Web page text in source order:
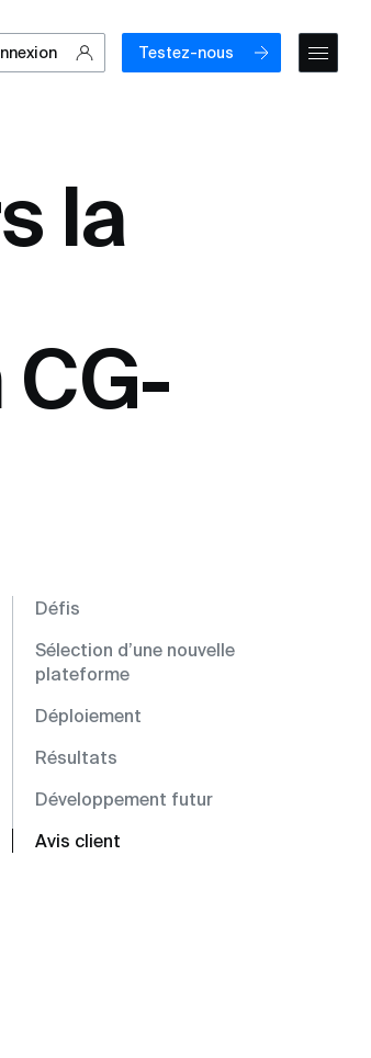
Testez-nous
la
Défis
Sélection d’une nouvelle
plateforme
Déploiement
Résultats
Développement futur
Avis client